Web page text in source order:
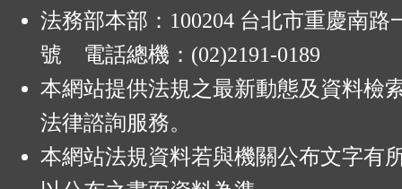
法務部本部：100204 台北市重慶南路
號 電話總機：(02)2191-0189
本網站提供法規之最新動態及資料檢
法律諮詢服務。
本網站法規資料若與機關公布文字有